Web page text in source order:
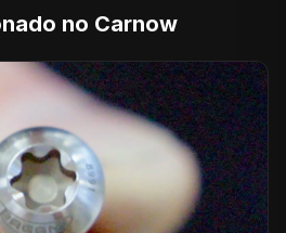
no Carnow